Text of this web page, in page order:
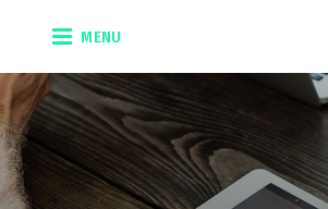
MENU